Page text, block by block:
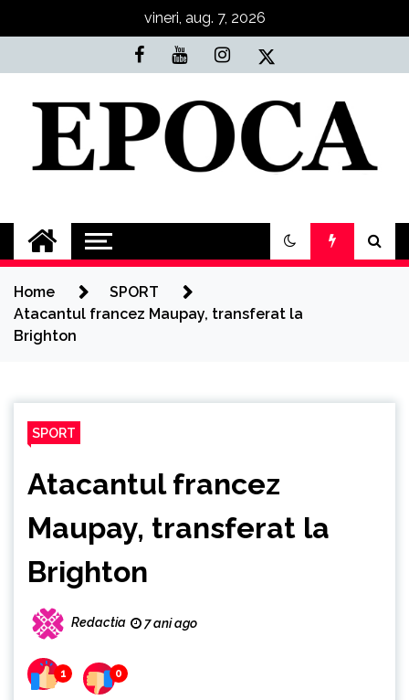
vineri, aug. 7, 2026
Epoca
Cele mai noi știri online din România
Home
SPORT
Atacantul francez Maupay, transferat la
Brighton
SPORT
Atacantul francez
Maupay, transferat la
Brighton
Redactia 7 ani ago
1 0